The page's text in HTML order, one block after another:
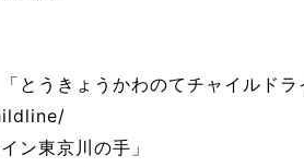
とうきょうかわのてチャイルドラ
ン東京川の手」